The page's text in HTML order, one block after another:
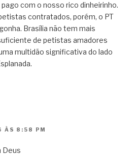
pago com o nosso rico dinheirinho.
contratados, porém, o PT
Brasília não tem mais
de petistas amadores
multidão significativa do lado
8:58 PM
Deus